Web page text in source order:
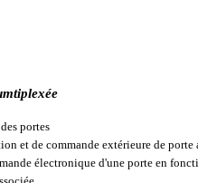
portes
et de commande extérieure de porte
électronique d'une porte en